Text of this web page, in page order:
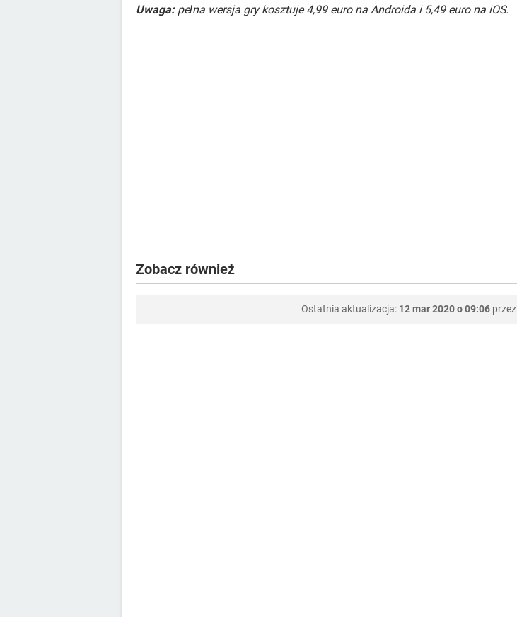
Uwaga:pełna wersja gry kosztuje 4,99 euro na Androida i 5,49 euro na iOS.
Zobacz również
Ostatnia aktualizacja: 12 mar 2020 o 09:06 przez